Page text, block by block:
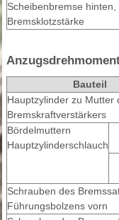
Scheibenbremse hinten,
Bremsklotzstärke
Bauteil
Hauptzylinder zu Mutter
Bremskraftverstärkers
Bördelmuttern
Hauptzylinderschlauch
Schrauben des
Führungsbolzens vorn